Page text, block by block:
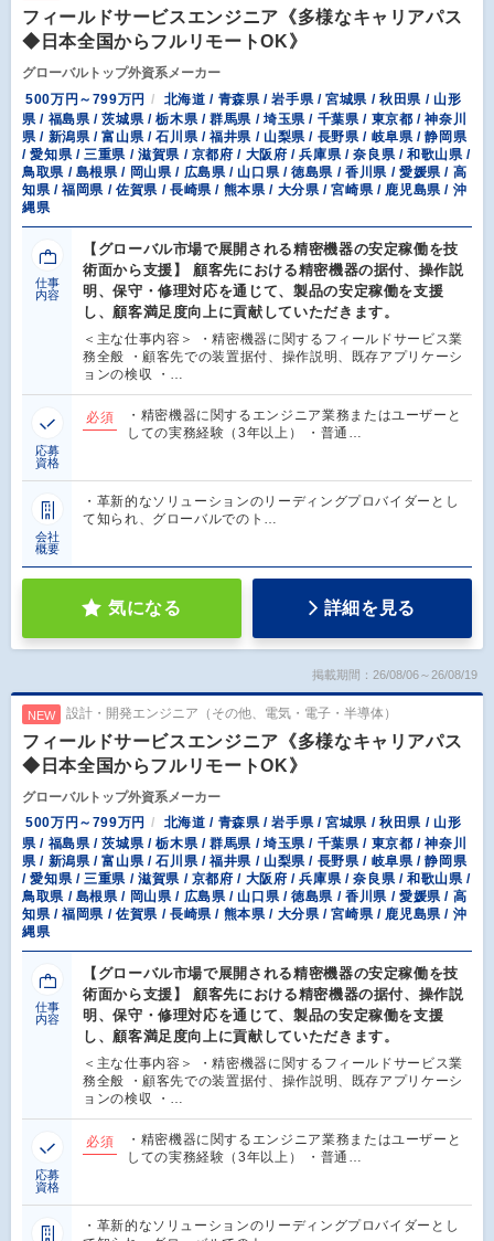
フィールドサービスエンジニア《多様なキャリアパス
◆日本全国からフルリモートOK》
グローバルトップ外資系メーカー
500万円～799万円
北海道 / 青森県 / 岩手県 / 宮城県 / 秋田県 / 山形
県 / 福島県 / 茨城県 / 栃木県 / 群馬県 / 埼玉県 / 千葉県 / 東京都 / 神奈川
県 / 新潟県 / 富山県 / 石川県 / 福井県 / 山梨県 / 長野県 / 岐阜県 / 静岡県
/ 愛知県 / 三重県 / 滋賀県 / 京都府 / 大阪府 / 兵庫県 / 奈良県 / 和歌山県 /
鳥取県 / 島根県 / 岡山県 / 広島県 / 山口県 / 徳島県 / 香川県 / 愛媛県 / 高
知県 / 福岡県 / 佐賀県 / 長崎県 / 熊本県 / 大分県 / 宮崎県 / 鹿児島県 / 沖
縄県
仕事
内容
【グローバル市場で展開される精密機器の安定稼働を技
術面から支援】 顧客先における精密機器の据付、操作説
明、保守・修理対応を通じて、製品の安定稼働を支援
し、顧客満足度向上に貢献していただきます。
＜主な仕事内容＞ ・精密機器に関するフィールドサービス業
務全般 ・顧客先での装置据付、操作説明、既存アプリケーシ
ョンの検収 ・…
応募
資格
必須
・精密機器に関するエンジニア業務またはユーザーと
しての実務経験（3年以上） ・普通…
会社
概要
・革新的なソリューションのリーディングプロバイダーとし
て知られ、グローバルでのト…
気になる 詳細を見る
掲載期間：26/08/06～26/08/19
NEW 設計・開発エンジニア（その他、電気・電子・半導体）
フィールドサービスエンジニア《多様なキャリアパス
◆日本全国からフルリモートOK》
グローバルトップ外資系メーカー
500万円～799万円
北海道 / 青森県 / 岩手県 / 宮城県 / 秋田県 / 山形
県 / 福島県 / 茨城県 / 栃木県 / 群馬県 / 埼玉県 / 千葉県 / 東京都 / 神奈川
県 / 新潟県 / 富山県 / 石川県 / 福井県 / 山梨県 / 長野県 / 岐阜県 / 静岡県
/ 愛知県 / 三重県 / 滋賀県 / 京都府 / 大阪府 / 兵庫県 / 奈良県 / 和歌山県 /
鳥取県 / 島根県 / 岡山県 / 広島県 / 山口県 / 徳島県 / 香川県 / 愛媛県 / 高
知県 / 福岡県 / 佐賀県 / 長崎県 / 熊本県 / 大分県 / 宮崎県 / 鹿児島県 / 沖
縄県
仕事
内容
【グローバル市場で展開される精密機器の安定稼働を技
術面から支援】 顧客先における精密機器の据付、操作説
明、保守・修理対応を通じて、製品の安定稼働を支援
し、顧客満足度向上に貢献していただきます。
＜主な仕事内容＞ ・精密機器に関するフィールドサービス業
務全般 ・顧客先での装置据付、操作説明、既存アプリケーシ
ョンの検収 ・…
応募
資格
必須
・精密機器に関するエンジニア業務またはユーザーと
しての実務経験（3年以上） ・普通…
・革新的なソリューションのリーディングプロバイダーとし